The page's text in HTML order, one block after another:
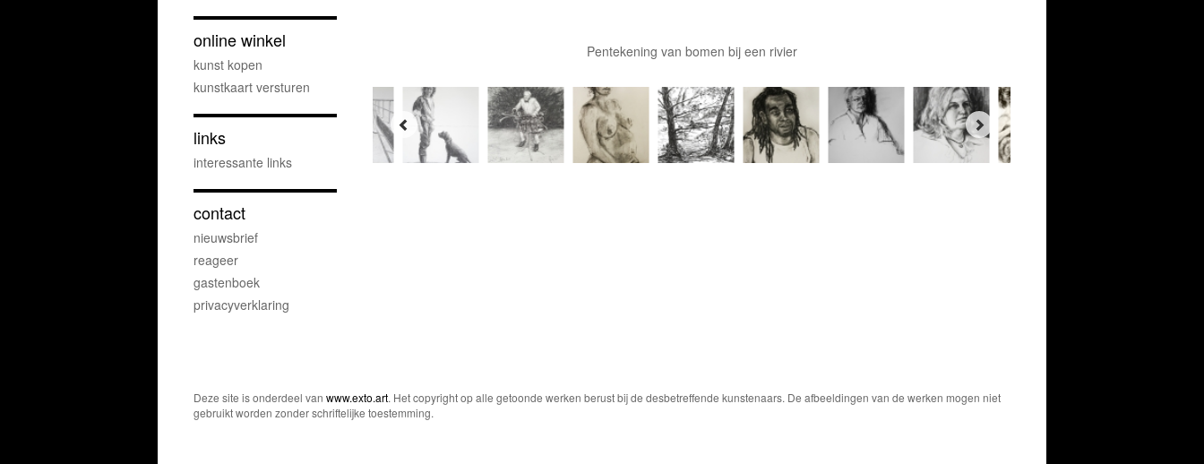
Pentekening van bomen bij een rivier
online winkel
kunst kopen
kunstkaart versturen
links
interessante links
contact
nieuwsbrief
reageer
gastenboek
privacyverklaring
Deze site is onderdeel van www.exto.art. Het copyright op alle getoonde werken berust bij de desbetreffende kunstenaars. De afbeeldingen van de werken mogen niet
gebruikt worden zonder schriftelijke toestemming.